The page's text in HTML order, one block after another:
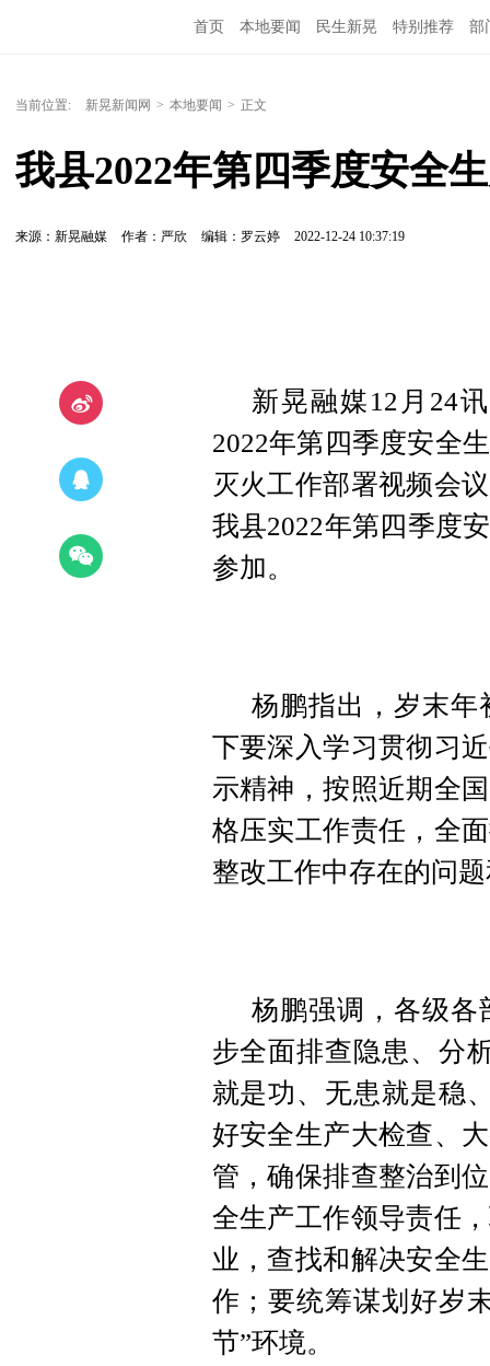
首页 本地要闻 民生新晃 特别推荐 部
当前位置: 新晃新闻网 > 本地要闻 > 正文
我县2022年第四季度安全
来源：新晃融媒 作者：严欣 编辑：罗云婷 2022-12-24 10:37:19
新晃融媒12月24
2022年第四季度安全
灭火工作部署视频会
我县2022年第四季度
参加。
杨鹏指出，岁末年
下要深入学习贯彻习
示精神 ，按照近期全
格压实工作责任，全
整改工作中存在的问
杨鹏强调，各级各
步全面排查隐患、分
就是功、无患就是稳
好安全生产大检查、
管，确保排查整治到
全生产工作领导责任
业，查找和解决安全
作；要统筹谋划好岁
节”环境。